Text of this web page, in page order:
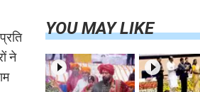
ने
का नया युग शुरू
YOU MAY LIKE